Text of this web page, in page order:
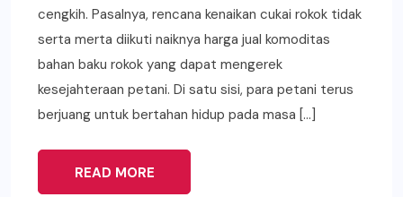
cengkih. Pasalnya, rencana kenaikan cukai rokok tidak
serta merta diikuti naiknya harga jual komoditas
bahan baku rokok yang dapat mengerek
kesejahteraan petani. Di satu sisi, para petani terus
berjuang untuk bertahan hidup pada masa […]
READ MORE